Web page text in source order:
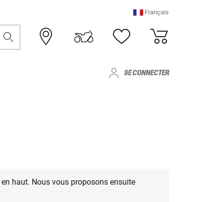
Français
SE CONNECTER
en haut. Nous vous proposons ensuite